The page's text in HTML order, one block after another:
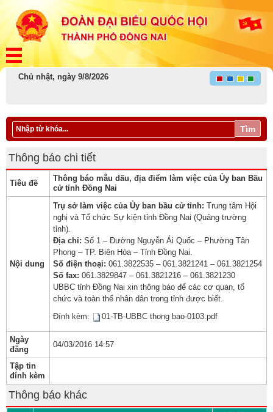
Chủ nhật, ngày 9/8/2026
Tìm
Thông báo chi tiết
Tiêu đề
Thông báo mẫu dấu, địa điểm làm việc của Ủy ban Bầu
cử tỉnh Đồng Nai
Nội dung
​​Trụ sở làm việc của Ủy ban bầu cử tỉnh: Trung tâm Hội
nghị và Tổ chức Sự kiện tỉnh Đồng Nai (Quảng trường
tỉnh).
Địa chỉ: Số 1 – Đường Nguyễn Ái Quốc – Phường Tân
Phong – TP. Biên Hòa – Tỉnh Đồng Nai.
Số điện thoại: 061.3822535 – 061.3821241 – 061.3821254
Số fax: 061.3829847 – 061.3821216 – 061.3821230
UBBC tỉnh Đồng Nai xin thông báo để các cơ quan, tổ
chức và toàn thể nhân dân trong tỉnh được biết.
Đính kèm:
01-TB-UBBC thong bao-0103.pdf
Ngày
đăng
04/03/2016 14:57
Tập tin
đính kèm
Thông báo khác